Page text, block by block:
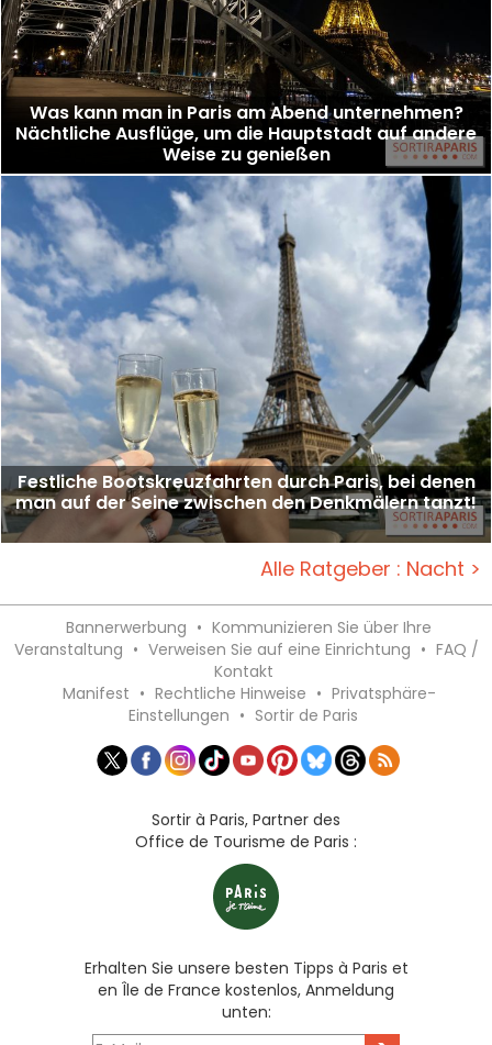
Was kann man in Paris am Abend unternehmen?
Nächtliche Ausflüge, um die Hauptstadt auf andere
Weise zu genießen
Festliche Bootskreuzfahrten durch Paris, bei denen
man auf der Seine zwischen den Denkmälern tanzt!
Alle Ratgeber : Nacht >
Bannerwerbung • Kommunizieren Sie über Ihre
Veranstaltung • Verweisen Sie auf eine Einrichtung • FAQ /
Kontakt
Manifest • Rechtliche Hinweise • Privatsphäre-
Einstellungen • Sortir de Paris
Sortir à Paris, Partner des
Office de Tourisme de Paris :
Erhalten Sie unsere besten Tipps à Paris et
en Île de France kostenlos, Anmeldung
unten: